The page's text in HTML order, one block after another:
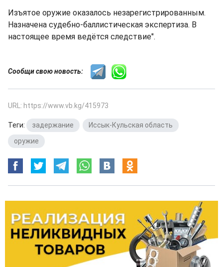
Изъятое оружие оказалось незарегистрированным.
Назначена судебно-баллистическая экспертиза. В
настоящее время ведётся следствие".
Сообщи свою новость:
URL: https://www.vb.kg/415973
Теги: задержание Иссык-Кульская область
оружие